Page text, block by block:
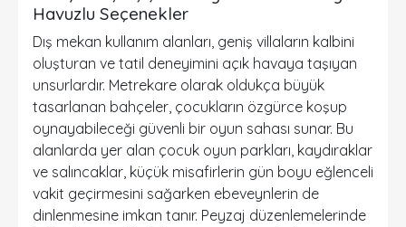
Havuzlu Seçenekler
Dış mekan kullanım alanları, geniş villaların kalbini
oluşturan ve tatil deneyimini açık havaya taşıyan
unsurlardır. Metrekare olarak oldukça büyük
tasarlanan bahçeler, çocukların özgürce koşup
oynayabileceği güvenli bir oyun sahası sunar. Bu
alanlarda yer alan çocuk oyun parkları, kaydıraklar
ve salıncaklar, küçük misafirlerin gün boyu eğlenceli
vakit geçirmesini sağarken ebeveynlerin de
dinlenmesine imkan tanır. Peyzaj düzenlemelerinde